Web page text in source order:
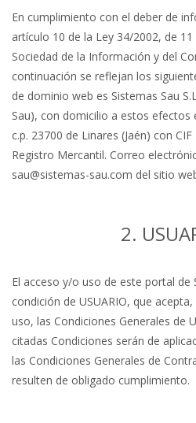
En cumplimiento con el deber de
artículo 10 de la Ley 34/2002, de
Sociedad de la Información y del
continuación se reflejan los
de dominio web es Sistemas Sau
Sau), con domicilio a estos efectos
c.p. 23700 de Linares (Jaén) con
Registro Mercantil. Correo
sau@sistemas-sau.com del sitio
2.
El acceso y/o uso de este portal de
condición de USUARIO, que
uso, las Condiciones Generales de
citadas Condiciones serán de
las Condiciones Generales de
resulten de obligado cumplimiento.